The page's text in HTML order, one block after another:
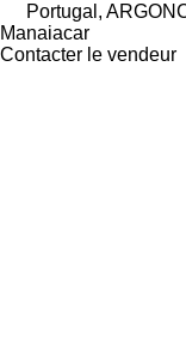
Portugal,
Manaiacar
Contacter le vendeur